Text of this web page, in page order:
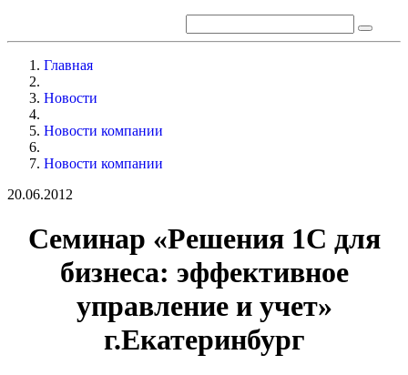
Главная
Новости
Новости компании
Новости компании
20.06.2012
Семинар «Решения 1С для
бизнеса: эффективное
управление и учет»
г.Екатеринбург